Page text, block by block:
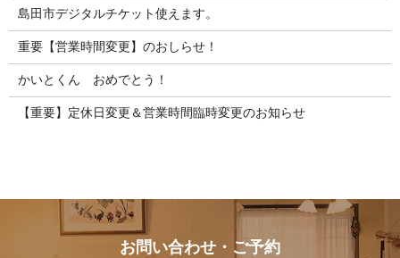
島田市デジタルチケット使えます。
重要【営業時間変更】のおしらせ！
かいとくん おめでとう！
【重要】定休日変更＆営業時間臨時変更のお知らせ
お問い合わせ・ご予約